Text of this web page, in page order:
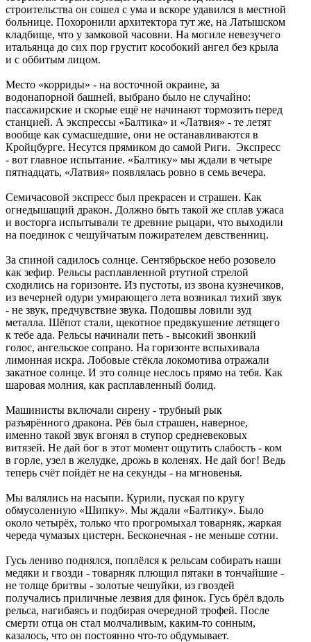
строительства он сошел с ума и вскоре удавился в местной
больнице. Похоронили архитектора тут же, на Латышском
кладбище, что у замковой часовни. На могиле невезучего
итальянца до сих пор грустит кособокий ангел без крыла
и с оббитым лицом.
Место «корриды» - на восточной окраине, за
водонапорной башней, выбрано было не случайно:
пассажирские и скорые ещё не начинают тормозить перед
станцией. А экспрессы «Балтика» и «Латвия» - те летят
вообще как сумасшедшие, они не останавливаются в
Кройцбурге. Несутся прямиком до самой Риги. Экспресс
- вот главное испытание. «Балтику» мы ждали в четыре
пятнадцать, «Латвия» появлялась ровно в семь вечера.
Семичасовой экспресс был прекрасен и страшен. Как
огнедышащий дракон. Должно быть такой же сплав ужаса
и восторга испытывали те древние рыцари, что выходили
на поединок с чешуйчатым пожирателем девственниц.
За спиной садилось солнце. Сентябрьское небо розовело
как зефир. Рельсы расплавленной ртутной стрелой
сходились на горизонте. Из пустоты, из звона кузнечиков,
из вечерней одури умирающего лета возникал тихий звук
- не звук, предчувствие звука. Подошвы ловили зуд
металла. Шёпот стали, щекотное предвкушение летящего
к тебе ада. Рельсы начинали петь - высокий звонкий
голос, ангельское сопрано. На горизонте вспыхивала
лимонная искра. Лобовые стёкла локомотива отражали
закатное солнце. И это солнце неслось прямо на тебя. Как
шаровая молния, как расплавленный болид.
Машинисты включали сирену - трубный рык
разъярённого дракона. Рёв был страшен, наверное,
именно такой звук вгонял в ступор средневековых
витязей. Не дай бог в этот момент ощутить слабость - ком
в горле, узел в желудке, дрожь в коленях. Не дай бог! Ведь
теперь счёт пойдёт не на секунды - на мгновенья.
Мы валялись на насыпи. Курили, пуская по кругу
обмусоленную «Шипку». Мы ждали «Балтику». Было
около четырёх, только что прогромыхал товарняк, жаркая
череда чумазых цистерн. Бесконечная - не меньше сотни.
Гусь лениво поднялся, поплёлся к рельсам собирать наши
медяки и гвозди - товарняк плющил пятаки в тончайшие -
не толще бритвы - золотые чешуйки, из гвоздей
получались приличные лезвия для финок. Гусь брёл вдоль
рельса, нагибаясь и подбирая очередной трофей. После
смерти отца он стал молчаливым, каким-то сонным,
казалось, что он постоянно что-то обдумывает.